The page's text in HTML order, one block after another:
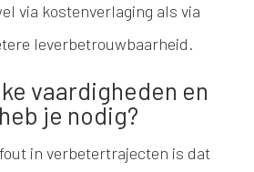
via kostenverlaging als via
leverbetrouwbaarheid.
vaardigheden en
je nodig?
in verbetertrajecten is dat